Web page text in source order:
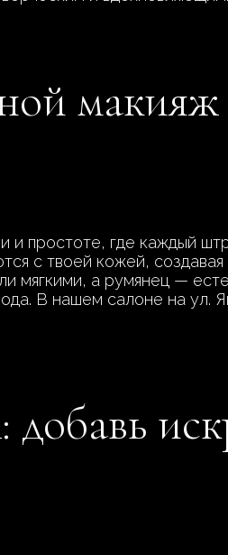
простоте, где каждый
с твоей кожей,
мягкими, а румянец —
В нашем салоне на ул.